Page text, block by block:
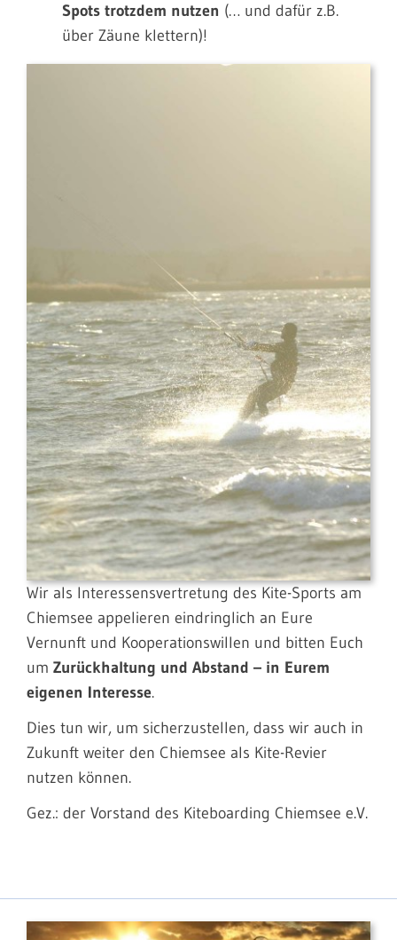
Spots trotzdem nutzen (… und dafür z.B.
über Zäune klettern)!
Wir als Interessensvertretung des Kite-Sports am
Chiemsee appelieren eindringlich an Eure
Vernunft und Kooperationswillen und bitten Euch
um Zurückhaltung und Abstand – in Eurem
eigenen Interesse.
Dies tun wir, um sicherzustellen, dass wir auch in
Zukunft weiter den Chiemsee als Kite-Revier
nutzen können.
Gez.: der Vorstand des Kiteboarding Chiemsee e.V.